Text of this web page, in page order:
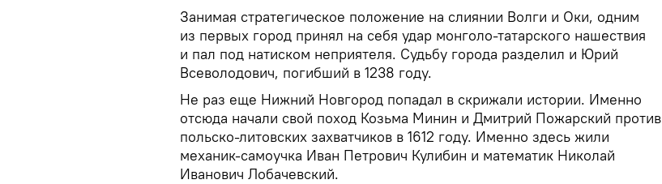
Занимая стратегическое положение на слиянии Волги и Оки, одним
из первых город принял на себя удар монголо-татарского нашествия
и пал под натиском неприятеля. Судьбу города разделил и Юрий
Всеволодович, погибший в 1238 году.
Не раз еще Нижний Новгород попадал в скрижали истории. Именно
отсюда начали свой поход Козьма Минин и Дмитрий Пожарский против
польско-литовских захватчиков в 1612 году. Именно здесь жили
механик-самоучка Иван Петрович Кулибин и математик Николай
Иванович Лобачевский.